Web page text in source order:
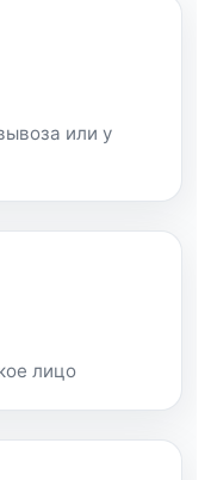
или у
лицо